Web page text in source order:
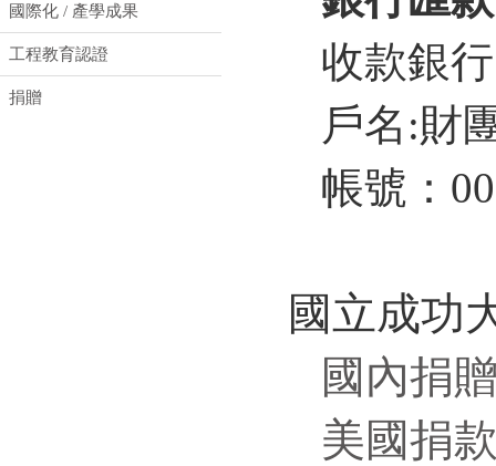
國際化 / 產學成果
工程教育認證
捐贈
收款銀
戶名:財
帳號：
國立成功
國內捐
美國捐